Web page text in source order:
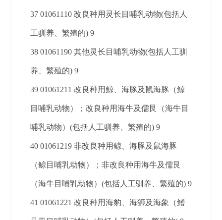
37 01061110 改良种用灵长目哺乳动物(包括人
工驯养、繁殖的) 9
38 01061190 其他灵长目哺乳动物(包括人工驯
养、繁殖的) 9
39 01061211 改良种用鲸、海豚及鼠海豚（鲸
目哺乳动物）；改良种用海牛及儒艮（海牛目
哺乳动物）(包括人工驯养、繁殖的) 9
40 01061219 非改良种用鲸、海豚及鼠海豚
（鲸目哺乳动物）；非改良种用海牛及儒艮
（海牛目哺乳动物）(包括人工驯养、繁殖的) 9
41 01061221 改良种用海豹、海狮及海象（鳍